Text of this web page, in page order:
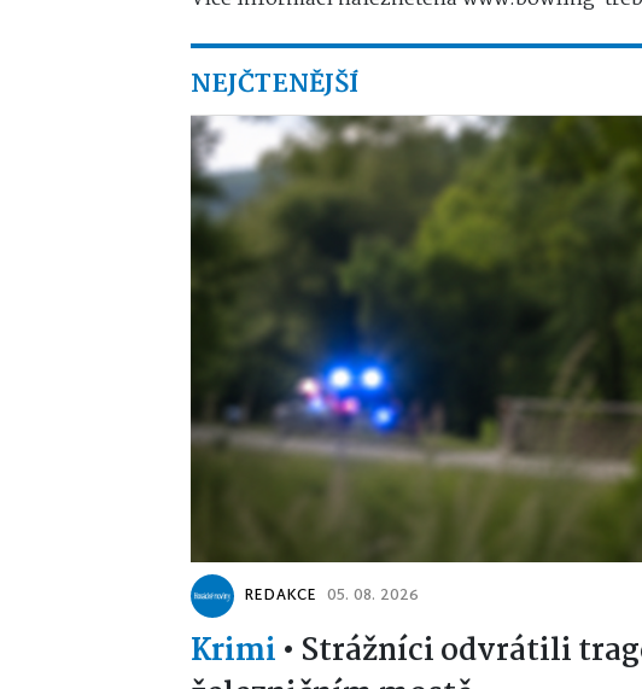
NEJČTENĚJŠÍ
REDAKCE 05. 08. 2026
Krimi • Strážníci odvrátili